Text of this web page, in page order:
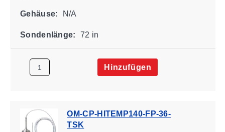
Gehäuse: N/A
Sondenlänge: 72 in
Hinzufügen
OM-CP-HITEMP140-FP-36-
TSK